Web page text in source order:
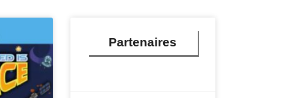
Partenaires